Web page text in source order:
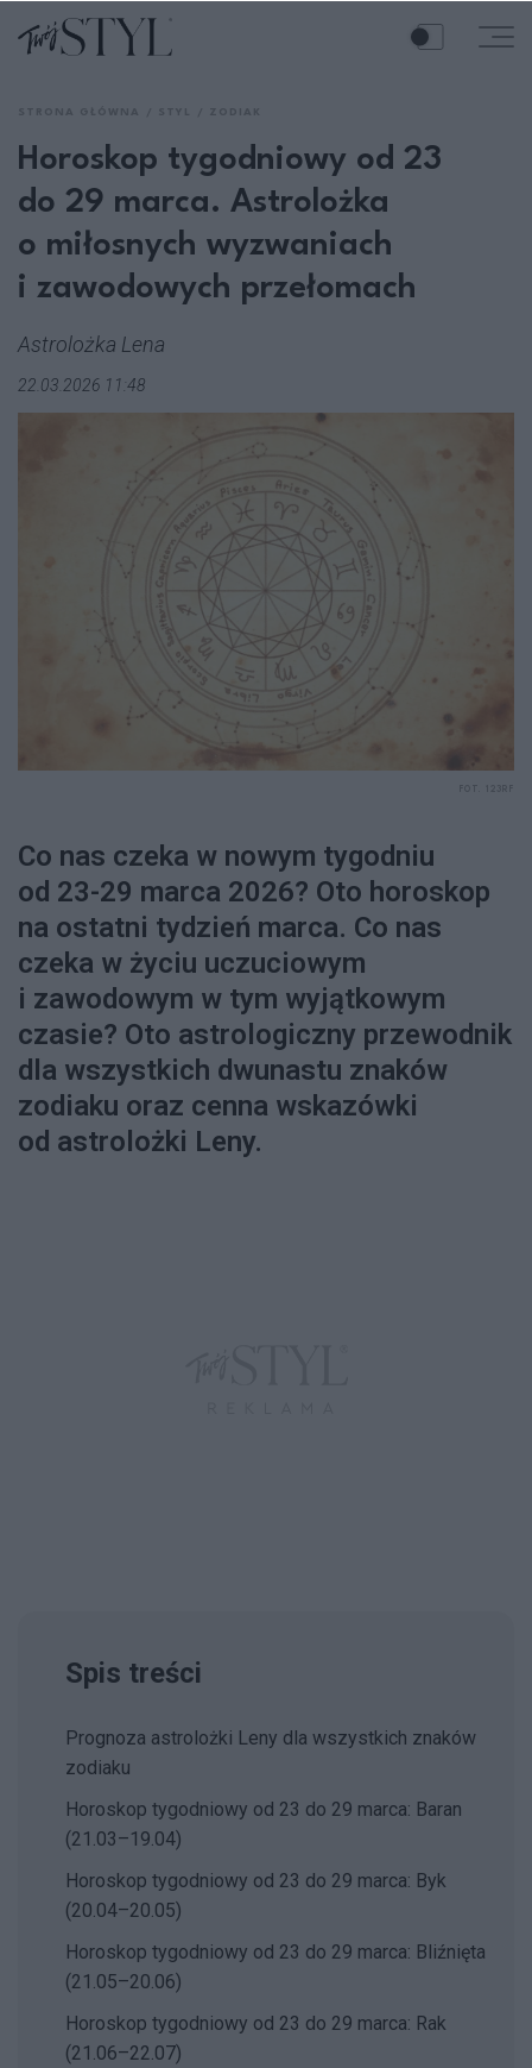
Horoskop tygodniowy od 23
do 29 marca. Astrolożka
o miłosnych wyzwaniach
i zawodowych przełomach
Astrolożka Lena
22.03.2026 11:48
Co nas czeka w nowym tygodniu
od 23-29 marca 2026? Oto horoskop
na ostatni tydzień marca. Co nas
czeka w życiu uczuciowym
i zawodowym w tym wyjątkowym
czasie? Oto astrologiczny przewodnik
dla wszystkich dwunastu znaków
zodiaku oraz cenna wskazówki
od astrolożki Leny.
Spis treści
Prognoza astrolożki Leny dla wszystkich znaków
zodiaku
Horoskop tygodniowy od 23 do 29 marca: Baran
(21.03–19.04)
Horoskop tygodniowy od 23 do 29 marca: Byk
(20.04–20.05)
Horoskop tygodniowy od 23 do 29 marca: Bliźnięta
(21.05–20.06)
Horoskop tygodniowy od 23 do 29 marca: Rak
(21.06–22.07)